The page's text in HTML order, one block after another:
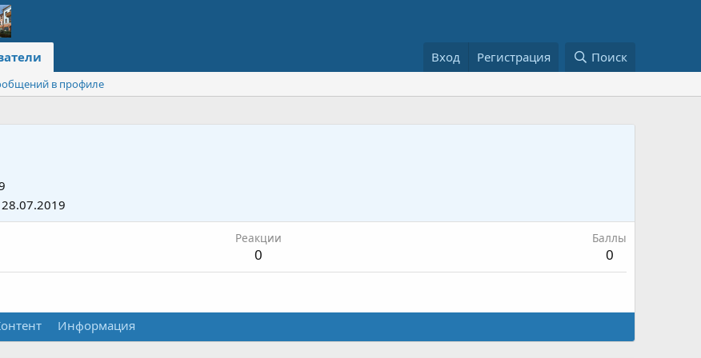
Вход Регистрация Поиск
в профиле
28.07.2019
Реакции
0
Баллы
0
Информация